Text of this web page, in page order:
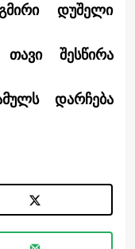
დუშელი
შესწირა
დარჩება